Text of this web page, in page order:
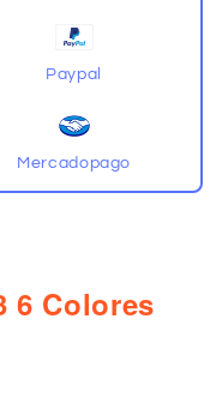
Paypal
Mercadopago
6 Colores